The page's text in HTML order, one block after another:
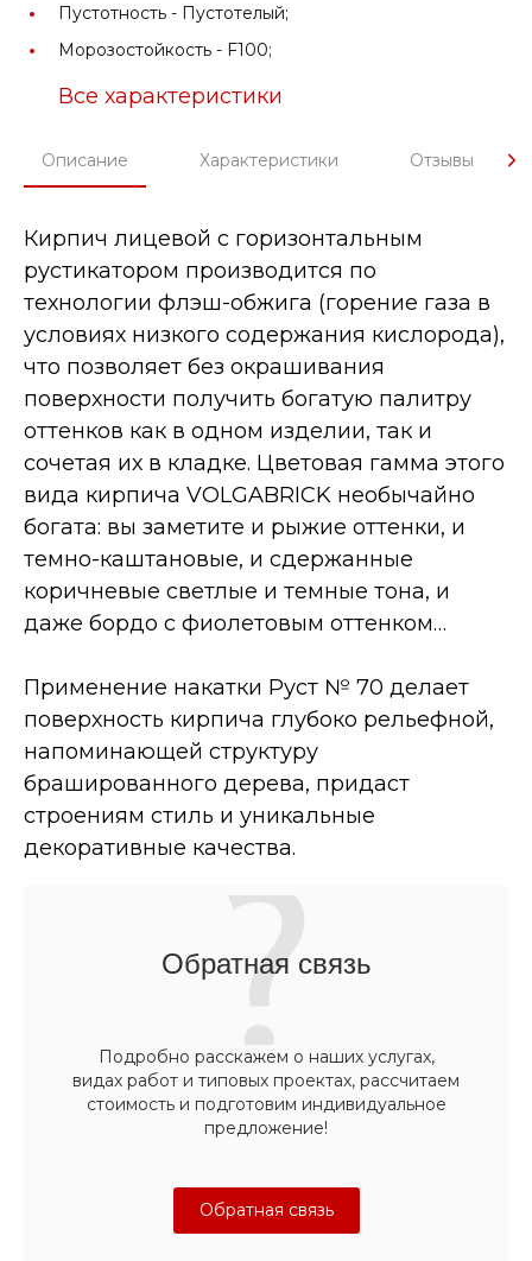
Пустотность - Пустотелый;
Морозостойкость - F100;
Все характеристики
Описание Характеристики Отзывы
Кирпич лицевой с горизонтальным
рустикатором производится по
технологии флэш-обжига (горение газа в
условиях низкого содержания кислорода),
что позволяет без окрашивания
поверхности получить богатую палитру
оттенков как в одном изделии, так и
сочетая их в кладке. Цветовая гамма этого
вида кирпича VOLGABRICK необычайно
богата: вы заметите и рыжие оттенки, и
темно-каштановые, и сдержанные
коричневые светлые и темные тона, и
даже бордо с фиолетовым оттенком…
Применение накатки Руст № 70 делает
поверхность кирпича глубоко рельефной,
напоминающей структуру
брашированного дерева, придаст
строениям стиль и уникальные
декоративные качества.
Обратная связь
Подробно расскажем о наших услугах,
видах работ и типовых проектах, рассчитаем
стоимость и подготовим индивидуальное
предложение!
Обратная связь